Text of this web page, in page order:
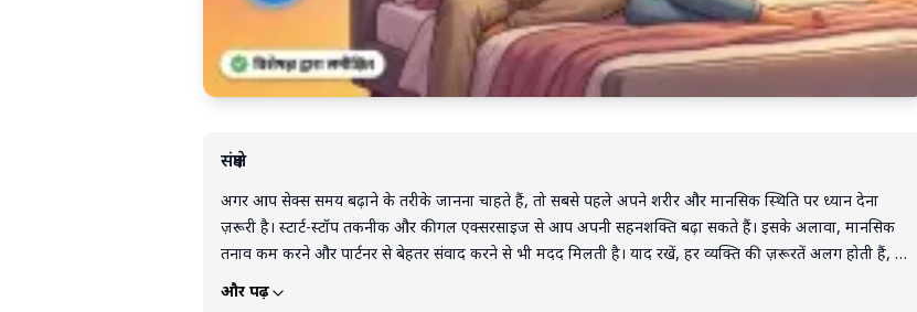
संक्षेप
अगर आप सेक्स समय बढ़ाने के तरीके जानना चाहते हैं, तो सबसे पहले अपने शरीर और मानसिक स्थिति पर ध्यान देना
ज़रूरी है। स्टार्ट-स्टॉप तकनीक और कीगल एक्सरसाइज से आप अपनी सहनशक्ति बढ़ा सकते हैं। इसके अलावा, मानसिक
तनाव कम करने और पार्टनर से बेहतर संवाद करने से भी मदद मिलती है। याद रखें, हर व्यक्ति की ज़रूरतें अलग होती हैं, तो
अपने शरीर को समझना और आत्मविश्वास बढ़ाना सबसे महत्वपूर्ण है। सही तकनीक, मानसिक संतुलन, और खुले संवाद से
और पढ़ें